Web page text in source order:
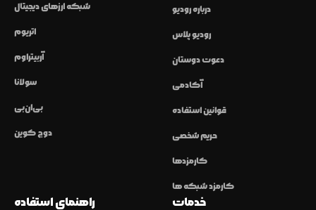
شبکه ارزهای دیجیتال
اتریوم
آربیتراوم
سولانا
بی‌ان‌بی
دوج کوین
درباره رودیو
رودیو پلاس
دعوت دوستان
آکادمی
قوانین استفاده
حریم شخصی
کارمزدها
کارمزد شبکه ها
راهنمای استفاده خدمات